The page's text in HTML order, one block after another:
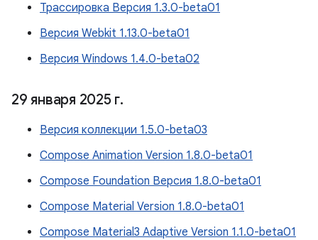
Трассировка Версия 1.3.0-beta01
Версия Webkit 1.13.0-beta01
Версия Windows 1.4.0-beta02
29 января 2025 г.
Версия коллекции 1.5.0-beta03
Compose Animation Version 1.8.0-beta01
Compose Foundation Версия 1.8.0-beta01
Compose Material Version 1.8.0-beta01
Compose Material3 Adaptive Version 1.1.0-beta01